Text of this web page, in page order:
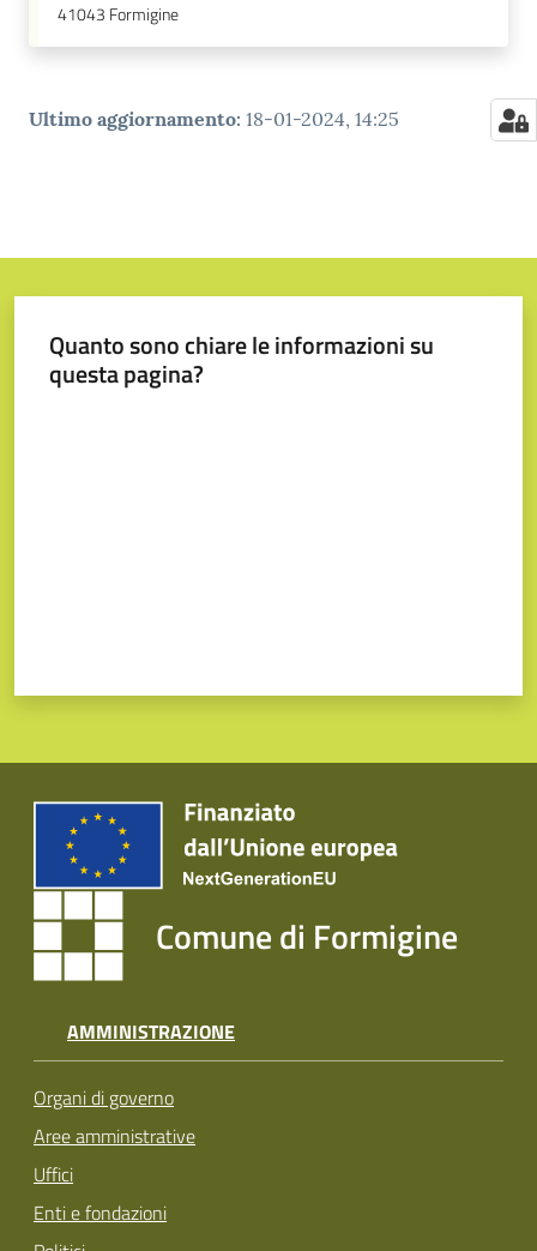
41043 Formigine
Ultimo aggiornamento: 18-01-2024, 14:25
Quanto sono chiare le informazioni su
questa pagina?
Comune di Formigine
AMMINISTRAZIONE
Organi di governo
Aree amministrative
Uffici
Enti e fondazioni